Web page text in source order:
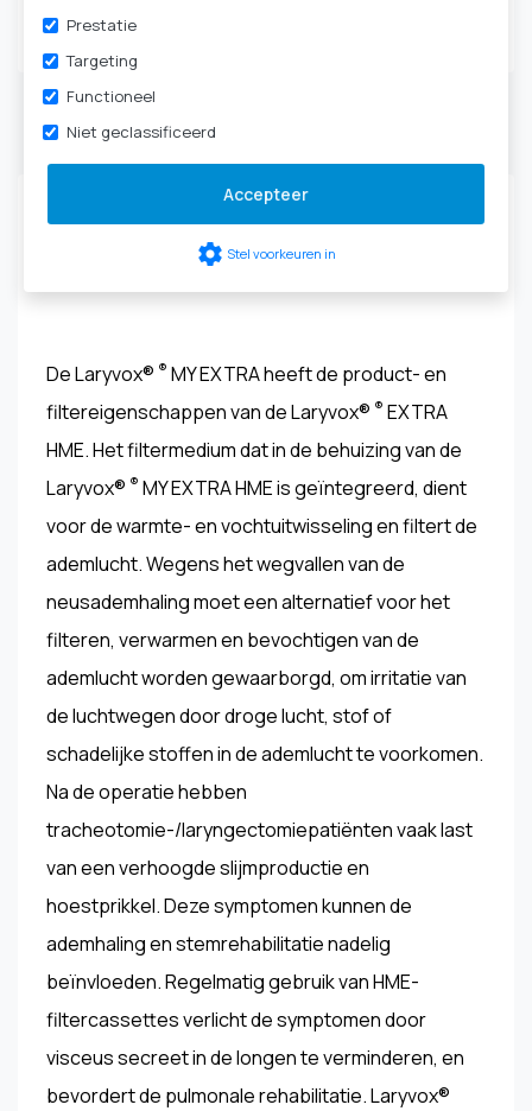
Productbeschrijving
Laryvox® ® MY EXTRA HME HIGHFLOW - 49861-
De Laryvox® ® MY EXTRA heeft de product- en
filtereigenschappen van de Laryvox® ® EXTRA
HME. Het filtermedium dat in de behuizing van de
Laryvox® ® MY EXTRA HME is geïntegreerd, dient
voor de warmte- en vochtuitwisseling en filtert de
ademlucht. Wegens het wegvallen van de
neusademhaling moet een alternatief voor het
filteren, verwarmen en bevochtigen van de
ademlucht worden gewaarborgd, om irritatie van
de luchtwegen door droge lucht, stof of
schadelijke stoffen in de ademlucht te voorkomen.
Na de operatie hebben
tracheotomie-/laryngectomiepatiënten vaak last
van een verhoogde slijmproductie en
hoestprikkel. Deze symptomen kunnen de
ademhaling en stemrehabilitatie nadelig
beïnvloeden. Regelmatig gebruik van HME-
filtercassettes verlicht de symptomen door
visceus secreet in de longen te verminderen, en
bevordert de pulmonale rehabilitatie. Laryvox®
Prestatie
Targeting
Functioneel
Niet geclassificeerd
Accepteer
settings Stel voorkeuren in